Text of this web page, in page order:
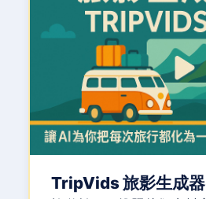
TripVids 旅影生成器